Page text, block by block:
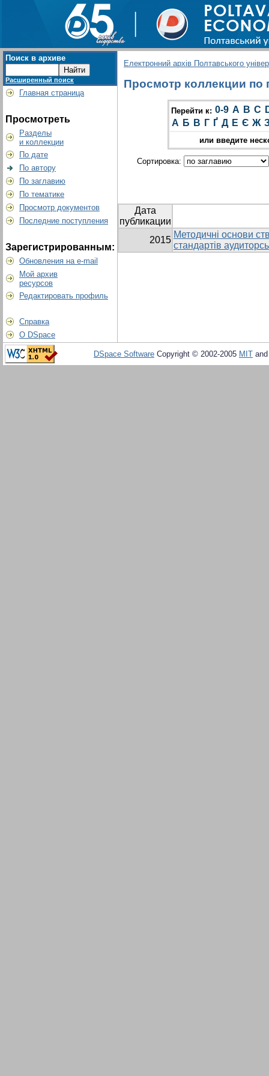
Поиск в архиве
Расширенный поиск
Главная страница
Просмотреть
Разделы
и коллекции
По дате
По автору
По заглавию
По тематике
Просмотр документов
Последние поступления
Зарегистрированным:
Обновления на e-mail
Мой архив
ресурсов
Редактировать профиль
Справка
О DSpace
Електронний архів Полтавського
Просмотр коллекции по
Перейти к: 0-9 A B C
А Б В Г Ґ Д Е Є Ж
или введите
Сортировка:
Дата
публикации
2015
Методичні основи
стандартів
DSpace Software Copyright © 2002-2005 MIT